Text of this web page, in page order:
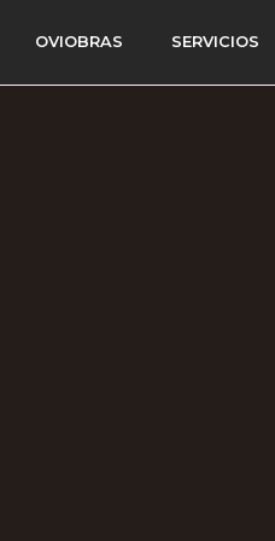
OVIOBRAS SERVICIOS